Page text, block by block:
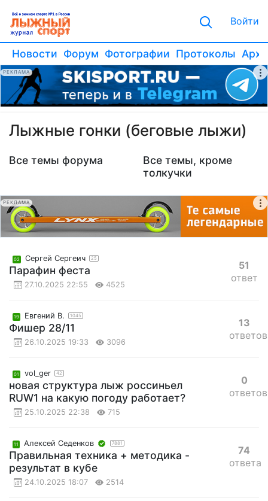
Войти
Новости Форум Фотографии Протоколы
РЕКЛАМА
Лыжные гонки (беговые лыжи)
Все темы форума
Все темы, кроме
толкучки
РЕКЛАМА
02 Сергей Сергеич 25
Парафин феста
27.10.2025 22:55 4525
51
ответ
19 Евгений В. 1045
Фишер 28/11
26.10.2025 19:33 3096
13
ответов
01 vol_ger 42
новая структура лыж россиньел
RUW1 на какую погоду работает?
25.10.2025 22:38 715
0
ответов
11 Алексей Седенков 7881
Правильная техника + методика -
результат в кубе
24.10.2025 18:07 2514
74
ответа